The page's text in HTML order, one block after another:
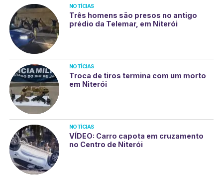
NOTÍCIAS
Três homens são presos no antigo
prédio da Telemar, em Niterói
NOTÍCIAS
Troca de tiros termina com um morto
em Niterói
NOTÍCIAS
VÍDEO: Carro capota em cruzamento
no Centro de Niterói